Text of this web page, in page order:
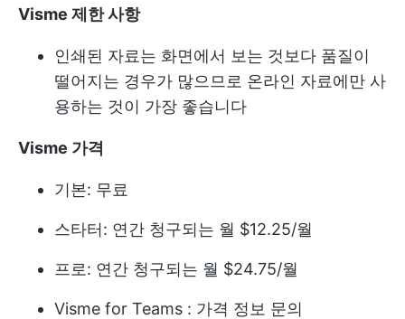
Visme 제한 사항
인쇄된 자료는 화면에서 보는 것보다 품질이
떨어지는 경우가 많으므로 온라인 자료에만 사
용하는 것이 가장 좋습니다
Visme 가격
기본: 무료
스타터: 연간 청구되는 월 $12.25/월
프로: 연간 청구되는 월 $24.75/월
Visme for Teams : 가격 정보 문의